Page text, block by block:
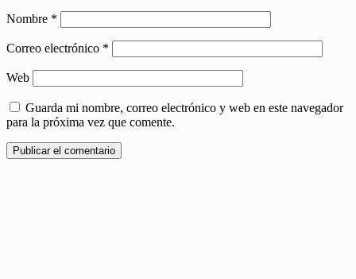
Nombre *
Correo electrónico *
Web
Guarda mi nombre, correo electrónico y web en este navegador
para la próxima vez que comente.